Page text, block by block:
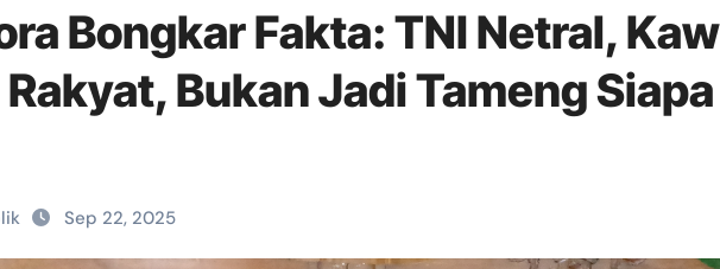
Bongkar Fakta: TNI Netral,
Bukan Jadi Tameng Siapa
Sep 22, 2025